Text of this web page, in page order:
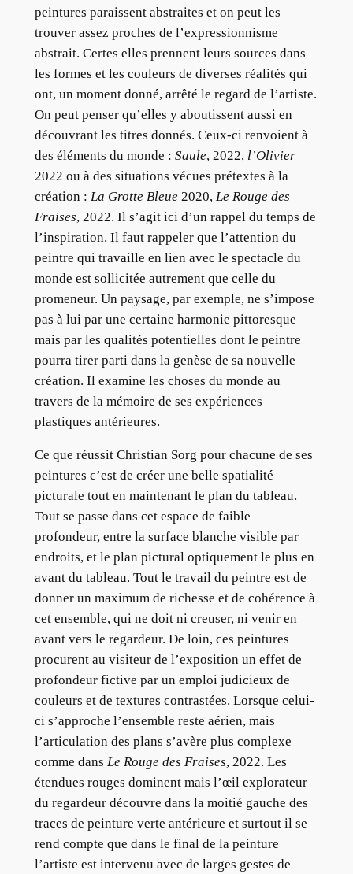
peintures paraissent abstraites et on peut les
trouver assez proches de l’expressionnisme
abstrait. Certes elles prennent leurs sources dans
les formes et les couleurs de diverses réalités qui
ont, un moment donné, arrêté le regard de l’artiste.
On peut penser qu’elles y aboutissent aussi en
découvrant les titres donnés. Ceux-ci renvoient à
des éléments du monde : Saule, 2022, l’Olivier
2022 ou à des situations vécues prétextes à la
création : La Grotte Bleue2020, Le Rouge des
Fraises, 2022. Il s’agit ici d’un rappel du temps de
l’inspiration. Il faut rappeler que l’attention du
peintre qui travaille en lien avec le spectacle du
monde est sollicitée autrement que celle du
promeneur. Un paysage, par exemple, ne s’impose
pas à lui par une certaine harmonie pittoresque
mais par les qualités potentielles dont le peintre
pourra tirer parti dans la genèse de sa nouvelle
création. Il examine les choses du monde au
travers de la mémoire de ses expériences
plastiques antérieures.
Ce que réussit Christian Sorg pour chacune de ses
peintures c’est de créer une belle spatialité
picturale tout en maintenant le plan du tableau.
Tout se passe dans cet espace de faible
profondeur, entre la surface blanche visible par
endroits, et le plan pictural optiquement le plus en
avant du tableau. Tout le travail du peintre est de
donner un maximum de richesse et de cohérence à
cet ensemble, qui ne doit ni creuser, ni venir en
avant vers le regardeur. De loin, ces peintures
procurent au visiteur de l’exposition un effet de
profondeur fictive par un emploi judicieux de
couleurs et de textures contrastées. Lorsque celui-
ci s’approche l’ensemble reste aérien, mais
l’articulation des plans s’avère plus complexe
comme dans Le Rouge des Fraises, 2022. Les
étendues rouges dominent mais l’œil explorateur
du regardeur découvre dans la moitié gauche des
traces de peinture verte antérieure et surtout il se
rend compte que dans le final de la peinture
l’artiste est intervenu avec de larges gestes de